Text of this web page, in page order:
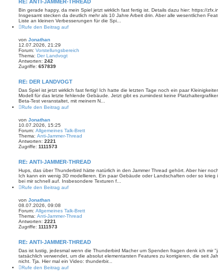
RE: ANTI-JAMMER-THREAD
Bin gerade happy, da mein Spiel jetzt wirklich fast fertig ist. Details dazu hier: https://
Insgesamt stecken da deutlich mehr als 10 Jahre Arbeit drin. Aber alle wesentlichen
Liste an kleinen Verbesserungen für die Spi...
Rufe den Beitrag auf
von Jonathan
12.07.2026, 21:29
Forum: Vorstellungsbereich
Thema: Der Landvogt
Antworten: 242
Zugriffe: 657839
RE: DER LANDVOGT
Das Spiel ist jetzt wirklich fast fertig! Ich hatte die letzten Tage noch ein paar
Modell für das letzte fehlende Gebäude. Jetzt gibt es zumindest keine
Beta-Test veranstaltet, mit meinem N...
Rufe den Beitrag auf
von Jonathan
10.07.2026, 15:25
Forum: Allgemeines Talk-Brett
Thema: Anti-Jammer-Thread
Antworten: 2221
Zugriffe: 1111573
RE: ANTI-JAMMER-THREAD
Hups, das über Thunderbird hätte natürlich in den Jammer Thread gehört. Aber hier
Ich kann ein wenig 3D modellieren. Ein paar Gebäude oder Landschaften oder so
bei mir schnell auf. Insbesondere Texturen f...
Rufe den Beitrag auf
von Jonathan
08.07.2026, 09:08
Forum: Allgemeines Talk-Brett
Thema: Anti-Jammer-Thread
Antworten: 2221
Zugriffe: 1111573
RE: ANTI-JAMMER-THREAD
Das ist lustig, jedesmal wenn die Thunderbird Macher um Spenden fragen denk ich mir
tatsächlich verwendet, um die absolut elementarsten Features zu korrigieren, die seit
nicht. Tja. Hier mal ein Video: thunderbir...
Rufe den Beitrag auf